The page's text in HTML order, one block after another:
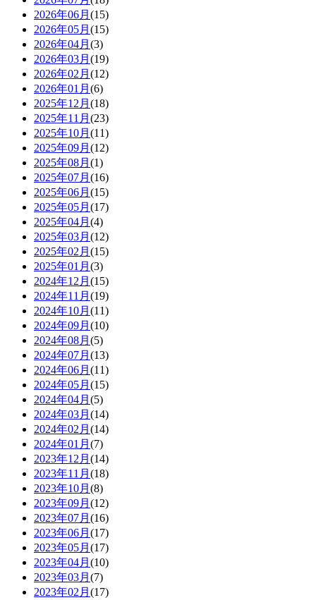
2026年06月 (15)
2026年05月 (15)
2026年04月 (3)
2026年03月 (19)
2026年02月 (12)
2026年01月 (6)
2025年12月 (18)
2025年11月 (23)
2025年10月 (11)
2025年09月 (12)
2025年08月 (1)
2025年07月 (16)
2025年06月 (15)
2025年05月 (17)
2025年04月 (4)
2025年03月 (12)
2025年02月 (15)
2025年01月 (3)
2024年12月 (15)
2024年11月 (19)
2024年10月 (11)
2024年09月 (10)
2024年08月 (5)
2024年07月 (13)
2024年06月 (11)
2024年05月 (15)
2024年04月 (5)
2024年03月 (14)
2024年02月 (14)
2024年01月 (7)
2023年12月 (14)
2023年11月 (18)
2023年10月 (8)
2023年09月 (12)
2023年07月 (16)
2023年06月 (17)
2023年05月 (17)
2023年04月 (10)
2023年03月 (7)
2023年02月 (17)